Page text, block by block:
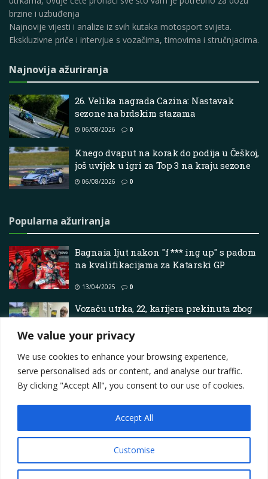
We value your privacy
We use cookies to enhance your browsing experience,
serve personalised ads or content, and analyse our traffic.
By clicking "Accept All", you consent to our use of cookies.
Customise
Accept All
brzine i uzbuđenja
Najnovije vijesti i analize iz svih kutaka motosport svijeta.
Ekskluzivne priče i intervjue s vozačima, timovima i stručnjacima.
Najnovija ažuriranja
26. Velika nagrada Cazina: Nastavak
sezone na brdskim stazama
06/08/2026 0
Knego dvaput na korak do podija u Češkoj,
još uvijek u igri za Top 3 na kraju sezone
06/08/2026 0
Popularna ažuriranja
Bagnaia ljut nakon "f *** ing up" s padom
na kvalifikacijama za Katarski GP
13/04/2025 0
Vozaču utrka, 22, karijera prekinuta zbog
dijalize bubrega i čekanja na
transplantaciju
Contact
Privacy Policy
Terms Marketing i oglašavanje